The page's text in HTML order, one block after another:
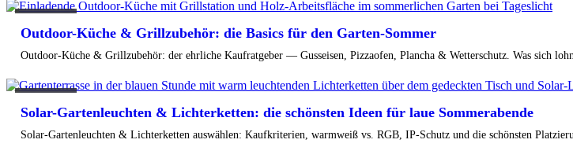
Outdoor-Küche & Grillzubehör: die Basics für den Garten-Sommer
Outdoor-Küche & Grillzubehör: der ehrliche Kaufratgeber — Gusseisen, Pizzaofen, Plancha & Wetterschutz. Was sich
Solar-Gartenleuchten & Lichterketten: die schönsten Ideen für laue Sommerabende
Solar-Gartenleuchten & Lichterketten auswählen: Kaufkriterien, warmweiß vs. RGB, IP-Schutz und die schönsten